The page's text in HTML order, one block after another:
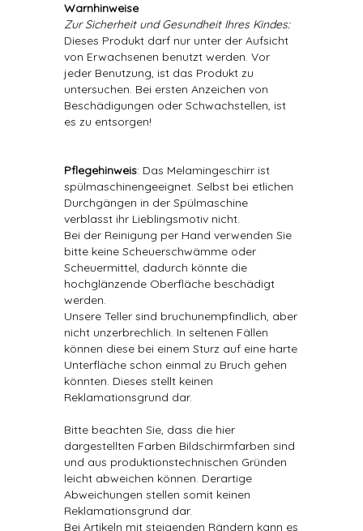
Warnhinweise
Zur Sicherheit und Gesundheit Ihres Kindes:
Dieses Produkt darf nur unter der Aufsicht
von Erwachsenen benutzt werden. Vor
jeder Benutzung, ist das Produkt zu
untersuchen. Bei ersten Anzeichen von
Beschädigungen oder Schwachstellen, ist
es zu entsorgen!
Pflegehinweis: Das Melamingeschirr ist
spülmaschinengeeignet. Selbst bei etlichen
Durchgängen in der Spülmaschine
verblasst ihr Lieblingsmotiv nicht.
Bei der Reinigung per Hand verwenden Sie
bitte keine Scheuerschwämme oder
Scheuermittel, dadurch könnte die
hochglänzende Oberfläche beschädigt
werden.
Unsere Teller sind bruchunempfindlich, aber
nicht unzerbrechlich. In seltenen Fällen
können diese bei einem Sturz auf eine harte
Unterfläche schon einmal zu Bruch gehen
könnten. Dieses stellt keinen
Reklamationsgrund dar.
Bitte beachten Sie, dass die hier
dargestellten Farben Bildschirmfarben sind
und aus produktionstechnischen Gründen
leicht abweichen können. Derartige
Abweichungen stellen somit keinen
Reklamationsgrund dar.
Bei Artikeln mit steigenden Rändern kann es